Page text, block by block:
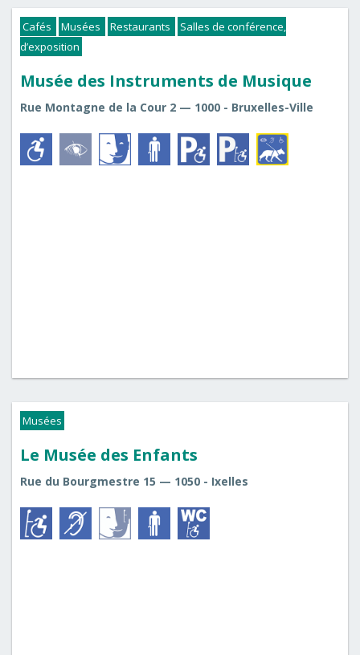
Cafés Musées Restaurants
Salles de conférence,
d’exposition
Musée des Instruments de Musique
Rue Montagne de la Cour 2 — 1000 - Bruxelles-Ville
Musées
Le Musée des Enfants
Rue du Bourgmestre 15 — 1050 - Ixelles